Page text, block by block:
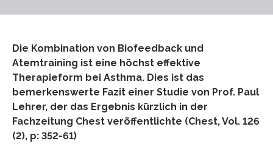
Die Kombination von Biofeedback und
Atemtraining ist eine höchst effektive
Therapieform bei Asthma. Dies ist das
bemerkenswerte Fazit einer Studie von Prof. Paul
Lehrer, der das Ergebnis kürzlich in der
Fachzeitung Chest veröffentlichte (Chest, Vol. 126
(2), p: 352-61)